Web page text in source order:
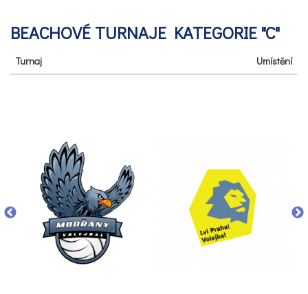
BEACHOVÉ TURNAJE KATEGORIE "C"
Turnaj Umístění